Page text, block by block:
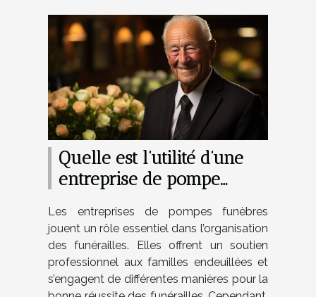
Quelle est l’utilité d’une
entreprise de pompe
Les entreprises de pompes funèbres
jouent un rôle essentiel dans l’organisation
des funérailles. Elles offrent un soutien
professionnel aux familles endeuillées et
s’engagent de différentes manières pour la